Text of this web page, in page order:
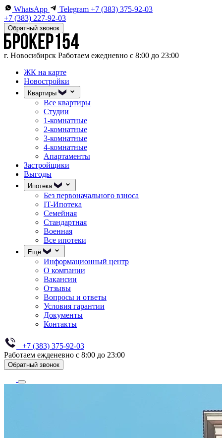
WhatsApp Telegram +7 (383) 375-92-03
+7 (383) 227-92-03
Обратный звонок
г. Новосибирск Работаем ежедневно с 8:00 до 23:00
ЖК на карте
Новостройки
Квартиры
Все квартиры
Студии
1-комнатные
2-комнатные
3-комнатные
4-комнатные
Апартаменты
Застройщики
Выгоды
Ипотека
Без первоначального взноса
IT-Ипотека
Семейная
Стандартная
Военная
Все ипотеки
Ещё
Информационный центр
О компании
Вакансии
Отзывы
Вопросы и ответы
Условия гарантии
Документы
Контакты
+7 (383) 375-92-03
Работаем ежденевно с 8:00 до 23:00
Обратный звонок